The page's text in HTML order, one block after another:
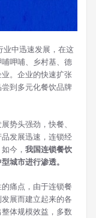
中迅速发展，在这
呷哺、乡村基、德
。企业的快速扩张
到多元化餐饮品牌
势头强劲，快餐、
发展迅速，连锁经
今， 我国连锁餐饮
城市进行渗透。
痛点，由于连锁餐
展而建立起来的各
体规模效益，多数